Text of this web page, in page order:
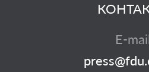
E-